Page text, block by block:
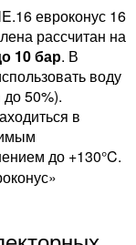
евроконус 16
рассчитан на
10 бар. В
воду
50%).
в
до +130°C.